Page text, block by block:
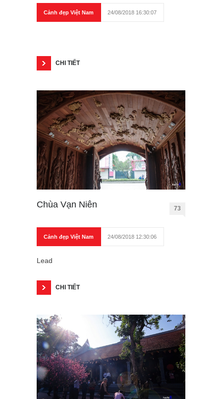
Cảnh đẹp Việt Nam 24/08/2018 16:30:07
CHI TIẾT
Chùa Vạn Niên 73
Cảnh đẹp Việt Nam 24/08/2018 12:30:06
Lead
CHI TIẾT